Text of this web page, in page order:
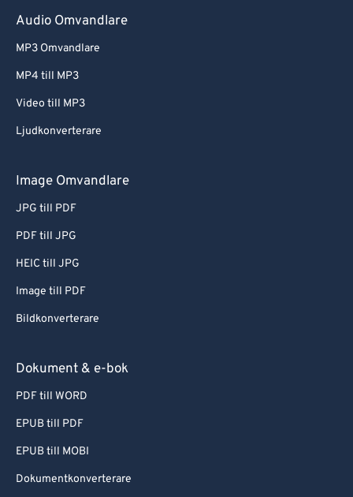
Audio Omvandlare
MP3 Omvandlare
MP4 till MP3
Video till MP3
Ljudkonverterare
Image Omvandlare
JPG till PDF
PDF till JPG
HEIC till JPG
Image till PDF
Bildkonverterare
Dokument & e-bok
PDF till WORD
EPUB till PDF
EPUB till MOBI
Dokumentkonverterare